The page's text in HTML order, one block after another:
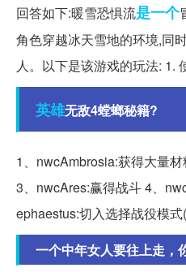
回答如下:暖雪恐惧流是一个
角色穿越冰天雪地的环境,同
人。以下是该游戏的玩法: 1.
英雄无敌4螳螂秘籍?
1、nwcAmbrosia:获得大量
3、nwcAres:赢得战斗 4、
ephaestus:切入选择战役模式(
一个中年女人要往上走，